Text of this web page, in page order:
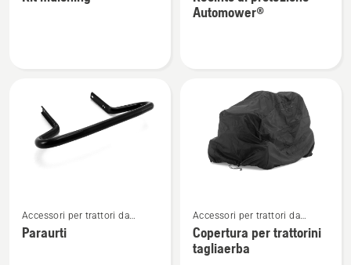
su
Automower®
Automower®
maggiori
dettagli
Accessori per trattori da
giardino
Paraurti
maggiori
dettagli
su
Accessori per trattori da
giardino
Copertura per trattorini
tagliaerba